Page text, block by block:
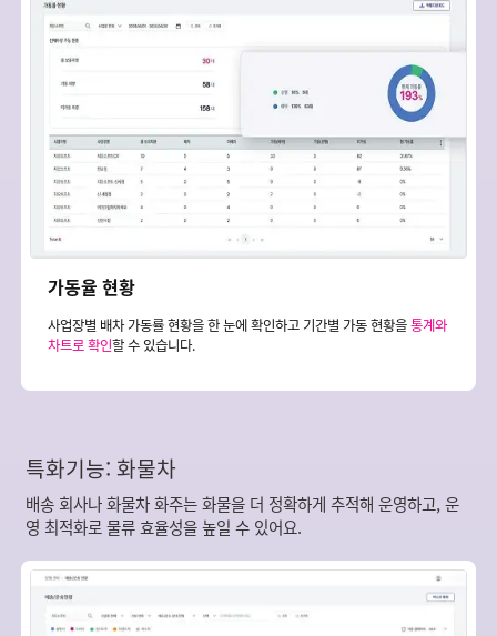
가동율 현황
사업장별 배차 가동률 현황을 한 눈에 확인하고 기간별 가동 현황을통계와
차트로 확인할 수 있습니다.
특화기능: 화물차
배송 회사나 화물차 화주는 화물을 더 정확하게 추적해 운영하고, 운
영 최적화로 물류 효율성을 높일 수 있어요.